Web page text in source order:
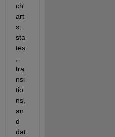
ch
art
s,
sta
tes
tra
nsi
tio
ns,
an
d
dat